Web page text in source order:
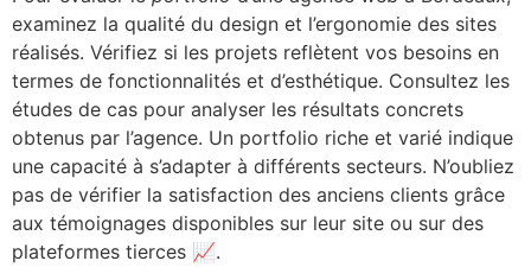
examinez la qualité du design et l’ergonomie des sites
réalisés. Vérifiez si les projets reflètent vos besoins en
termes de fonctionnalités et d’esthétique. Consultez les
études de cas pour analyser les résultats concrets
obtenus par l’agence. Un portfolio riche et varié indique
une capacité à s’adapter à différents secteurs. N’oubliez
pas de vérifier la satisfaction des anciens clients grâce
aux témoignages disponibles sur leur site ou sur des
plateformes tierces 📈.